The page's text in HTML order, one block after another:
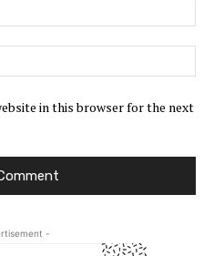
in this browser for the next
-